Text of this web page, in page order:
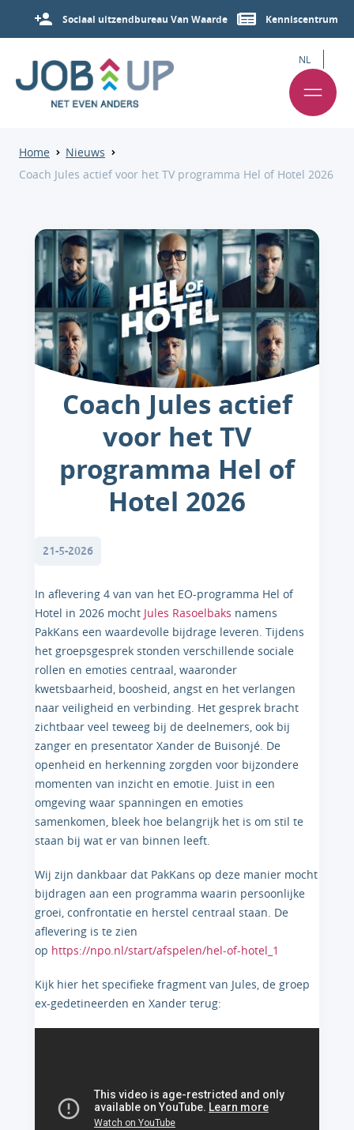
Sociaal uitzendbureau Van Waarde Kenniscentrum
NL
Home
Nieuws
Coach Jules actief voor het TV programma Hel of Hotel 2026
Coach Jules actief
voor het TV
programma Hel of
Hotel 2026
21-5-2026
In aflevering 4 van van het EO-programma Hel of
Hotel in 2026 mocht Jules Rasoelbaks namens
PakKans een waardevolle bijdrage leveren. Tijdens
het groepsgesprek stonden verschillende sociale
rollen en emoties centraal, waaronder
kwetsbaarheid, boosheid, angst en het verlangen
naar veiligheid en verbinding. Het gesprek bracht
zichtbaar veel teweeg bij de deelnemers, ook bij
zanger en presentator Xander de Buisonjé. De
openheid en herkenning zorgden voor bijzondere
momenten van inzicht en emotie. Juist in een
omgeving waar spanningen en emoties
samenkomen, bleek hoe belangrijk het is om stil te
staan bij wat er van binnen leeft.
Wij zijn dankbaar dat PakKans op deze manier mocht
bijdragen aan een programma waarin persoonlijke
groei, confrontatie en herstel centraal staan. De
aflevering is te zien
op https://npo.nl/start/afspelen/hel-of-hotel_1
Kijk hier het specifieke fragment van Jules, de groep
ex-gedetineerden en Xander terug: